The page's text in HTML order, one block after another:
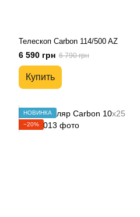
Телескоп Carbon 114/500 AZ
6 590 грн 6 790 грн
Купить
НОВИНКА
−20%